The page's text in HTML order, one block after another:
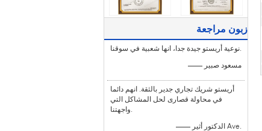
زبون مراجعة
نوعية أريستو جيدة جدا، انها شعبية في سوقنا.
—— مسعود صبير
أريستو شريك تجاري جدير بالثقة. انهم دائما
في محاولة قصارى لحل المشاكل التي
واجهتنا.
—— الدكتور أثير Ave.